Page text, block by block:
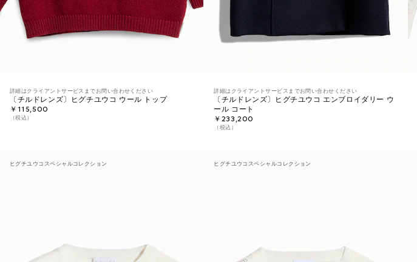
詳細はクライアントサービスまでお問い合わせください
〔チルドレンズ〕ヒグチユウコ ウール トップ
￥115,500
（税込）
詳細はクライアントサービスまでお問い合わせください
〔チルドレンズ〕ヒグチユウコ エンブロイダリー ウ
ール コート
￥233,200
（税込）
ヒグチユウコスペシャルコレクション ヒグチユウコスペシャルコレクション